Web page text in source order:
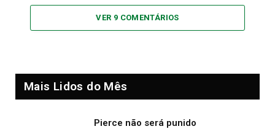
VER 9 COMENTÁRIOS
Mais Lidos do Mês
Pierce não será punido